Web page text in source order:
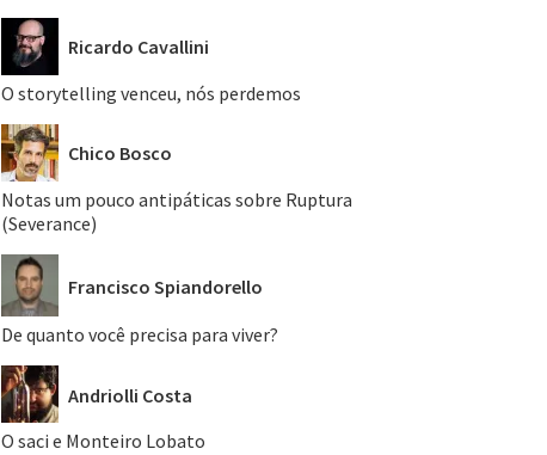
Ricardo Cavallini
O storytelling venceu, nós perdemos
Chico Bosco
Notas um pouco antipáticas sobre Ruptura
(Severance)
Francisco Spiandorello
De quanto você precisa para viver?
Andriolli Costa
O saci e Monteiro Lobato